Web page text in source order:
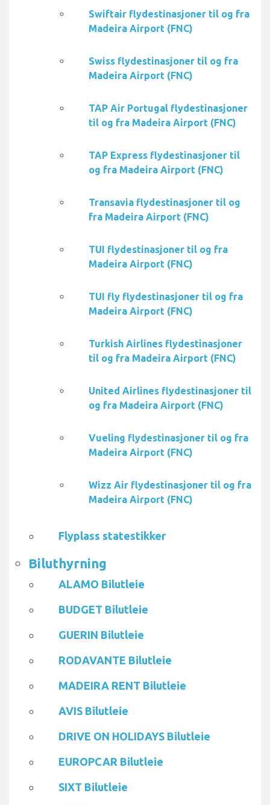
Swiftair flydestinasjoner til og fra
Madeira Airport (FNC)
Swiss flydestinasjoner til og fra
Madeira Airport (FNC)
TAP Air Portugal flydestinasjoner
til og fra Madeira Airport (FNC)
TAP Express flydestinasjoner til
og fra Madeira Airport (FNC)
Transavia flydestinasjoner til og
fra Madeira Airport (FNC)
TUI flydestinasjoner til og fra
Madeira Airport (FNC)
TUI fly flydestinasjoner til og fra
Madeira Airport (FNC)
Turkish Airlines flydestinasjoner
til og fra Madeira Airport (FNC)
United Airlines flydestinasjoner til
og fra Madeira Airport (FNC)
Vueling flydestinasjoner til og fra
Madeira Airport (FNC)
Wizz Air flydestinasjoner til og fra
Madeira Airport (FNC)
Flyplass statestikker
Biluthyrning
ALAMO Bilutleie
BUDGET Bilutleie
GUERIN Bilutleie
RODAVANTE Bilutleie
MADEIRA RENT Bilutleie
AVIS Bilutleie
DRIVE ON HOLIDAYS Bilutleie
EUROPCAR Bilutleie
SIXT Bilutleie